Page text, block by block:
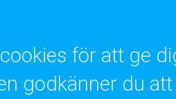
för att ge
godkänner du